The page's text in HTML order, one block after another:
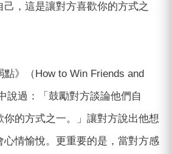
，這是讓對方喜歡你的方式之
》（How to Win Friends and
說過：「鼓勵對方談論他們自
你的方式之一。」讓對方說出他想
心情愉悅。更重要的是，當對方感